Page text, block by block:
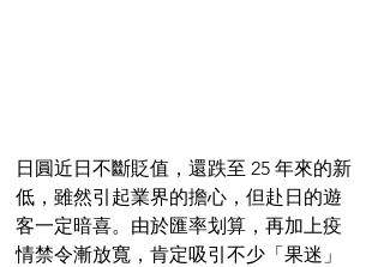
日圓近日不斷貶值，還跌至 25 年來的新
低，雖然引起業界的擔心，但赴日的遊
客一定暗喜。由於匯率划算，再加上疫
情禁令漸放寬，肯定吸引不少「果迷」